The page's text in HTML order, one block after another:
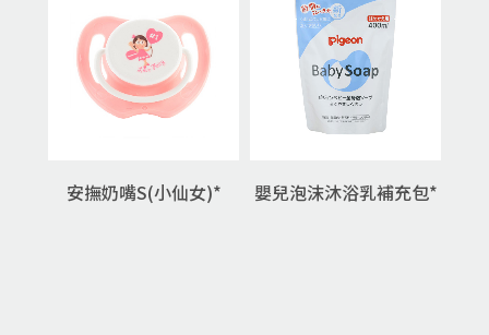
安撫奶嘴S(小仙女)* 嬰兒泡沫沐浴乳補充包*